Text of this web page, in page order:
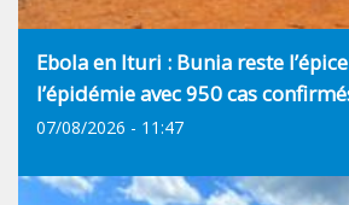
Ebola en Ituri : Bunia reste
l’épidémie avec 950 cas
07/08/2026 - 11:47